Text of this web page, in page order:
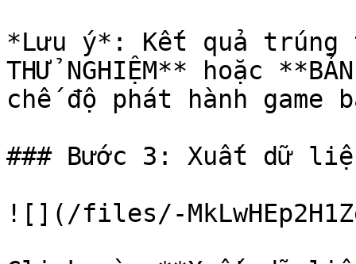
*Lưu ý*: Kết quả trúng
THỬ NGHIỆM** hoặc
chế độ phát hành game
### Bước 3: Xuất dữ
![](/files/-